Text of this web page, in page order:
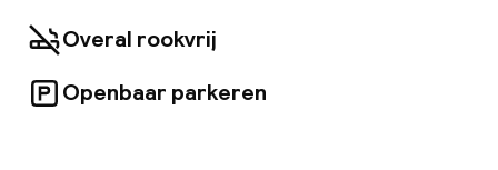
Overal rookvrij
Openbaar parkeren